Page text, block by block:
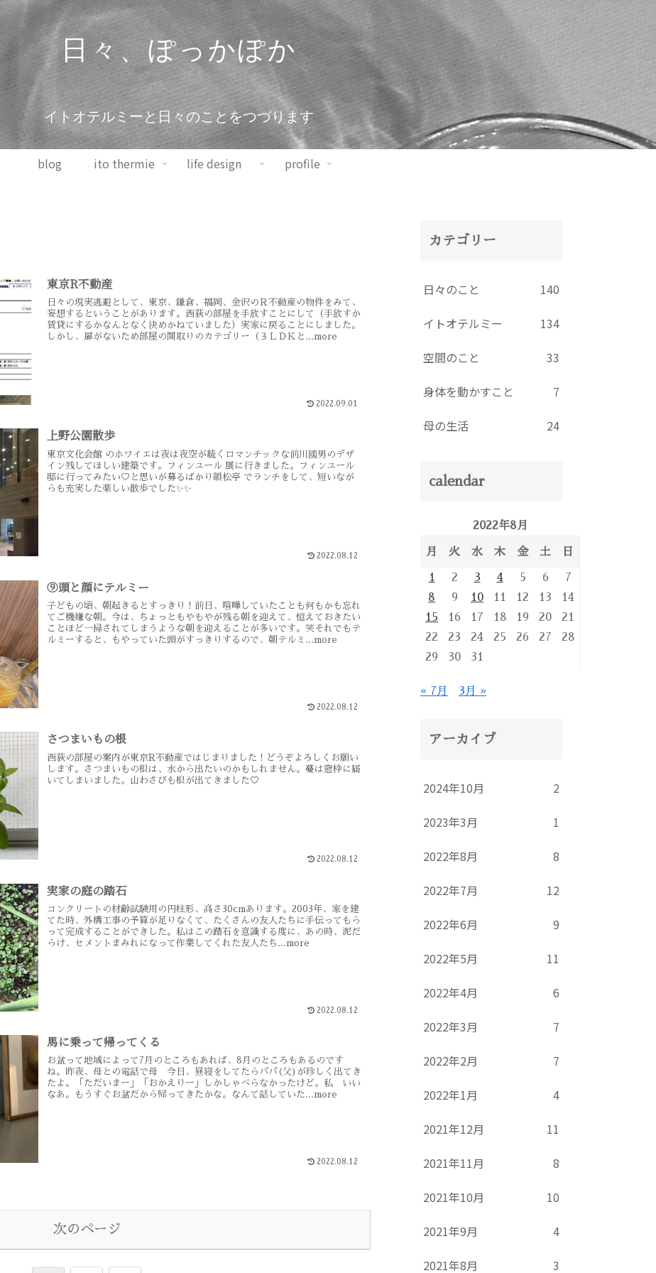
日々、ぽっかぽか
イトオテルミーと日々のことをつづります
blog ito thermie life design profile
東京R不動産
日々の現実逃避として、東京、鎌倉、福岡、金沢のＲ不動産の物件をみて、
妄想するということがあります。西荻の部屋を手放すことにして（手放すか
賃貸にするかなんとなく決めかねていました）実家に戻ることにしました。
しかし、扉がないため部屋の間取りのカテゴリー（３ＬＤＫと...more
2022.09.01
上野公園散歩
東京文化会館 のホワイエは夜は夜空が続くロマンチックな前川國男のデザ
イン残してほしい建築です。フィンユール 展に行きました。フィンユール
邸に行ってみたい♡と思いが募るばかり韻松亭 でランチをして、短いなが
らも充実した楽しい散歩でした✨✨
2022.08.12
⑨頭と顔にテルミー
子どもの頃、朝起きるとすっきり！前日、喧嘩していたことも何もかも忘れ
てご機嫌な朝。今は、ちょっともやもやが残る朝を迎えて、憶えておきたい
ことほど一掃されてしまうような朝を迎えることが多いです。笑それでもテ
ルミーすると、もやっていた頭がすっきりするので、朝テルミ...more
2022.08.12
さつまいもの根
西荻の部屋の案内が東京R不動産ではじまりました！どうぞよろしくお願い
します。さつまいもの根は、水から出たいのかもしれません。蔓は窓枠に届
いてしまいました。山わさびも根が出てきました♡
2022.08.12
実家の庭の踏石
コンクリートの材齢試験用の円柱形、高さ30cmあります。2003年、家を建
てた時、外構工事の予算が足りなくて、たくさんの友人たちに手伝ってもら
って完成することができした。私はこの踏石を意識する度に、あの時、泥だ
らけ、セメントまみれになって作業してくれた友人たち...more
2022.08.12
馬に乗って帰ってくる
お盆って地域によって7月のところもあれば、8月のところもあるのです
ね。昨夜、母との電話で母 今日、昼寝をしてたらパパ(父)が珍しく出てき
たよ。「ただいまー」「おかえりー」しかしゃべらなかったけど。私 いい
なあ。もうすぐお盆だから帰ってきたかな。なんて話していた...more
2022.08.12
次のページ
カテゴリー
日々のこと
140
イトオテルミー
134
空間のこと
33
身体を動かすこと
7
母の生活
24
calendar
2022年8月
月 火 水 木 金 土 日
1 2 3 4 5 6
7
8
9 10 11 12 13
14
15
16 17 18 19 20
21
22
23 24 25 26 27
28
29
30 31
« 7月 3月 »
アーカイブ
2024年10月
2
2023年3月
1
2022年8月
8
2022年7月
12
2022年6月
9
2022年5月
11
2022年4月
6
2022年3月
7
2022年2月
7
2022年1月
4
2021年12月
11
2021年11月
8
2021年10月
10
2021年9月
4
2021年8月
3